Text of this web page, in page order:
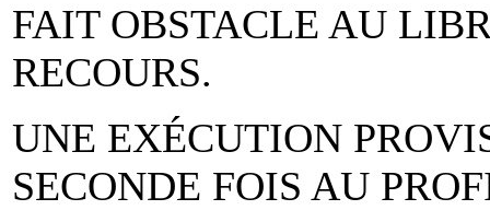
FAIT OBSTACLE AU
RECOURS.
UNE EXÉCUTION
SECONDE FOIS AU